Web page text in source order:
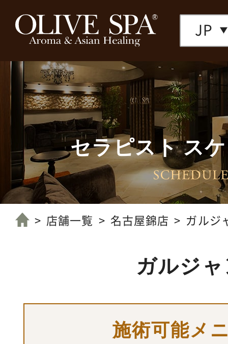
JP
店舗一覧へ
セラピスト ス
店舗一覧 名古屋錦店 ガルジ
ガルジ
施術可能メ